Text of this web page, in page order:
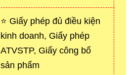
⭐ Giấy phép đủ điều kiện
kinh doanh, Giấy phép
ATVSTP, Giấy công bố
sản phẩm